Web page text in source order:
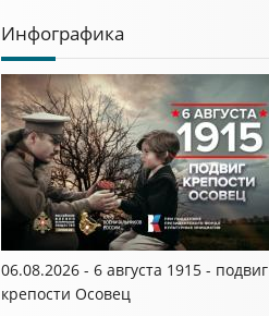
Инфографика
06.08.2026 - 6 августа 1915 - подвиг
крепости Осовец